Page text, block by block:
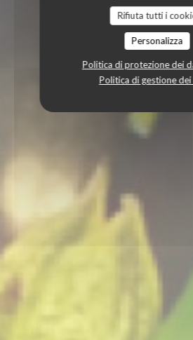
Rifiuta tutti i
Personalizza
Politica di protezione dei
Politica di gestione